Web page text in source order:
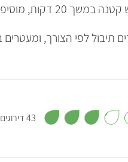
מיץ הלימון ורוטב הסויה ומבשלים 5 דקות נוספות.
תיבול לפי הצורך,
43 דירוגים